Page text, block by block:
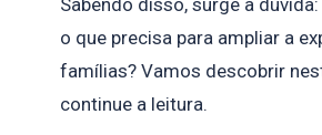
Sabendo disso, surge a
o que precisa para ampliar a
famílias? Vamos descobrir
continue a leitura.